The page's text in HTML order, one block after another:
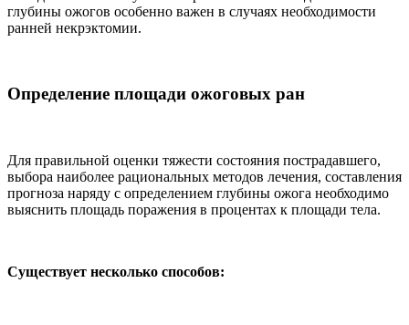
глубины ожогов особенно важен в случаях необходимости
ранней некрэктомии.
Определение площади ожоговых ран
Для правильной оценки тяжести состояния пострадавшего,
выбора наиболее рациональных методов лечения, составления
прогноза наряду с определением глубины ожога необходимо
выяснить площадь поражения в процентах к площади тела.
Существует несколько способов: